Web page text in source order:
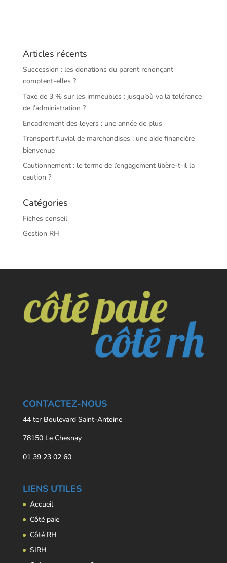
Articles récents
Succession : les donations du parent renonçant
comptent-elles ?
Taxe de 3 % sur les immeubles : jusqu’où va la tolérance
de l’administration ?
Encadrement des loyers : une année de plus
Transport fluvial de marchandises : une aide financière
bienvenue
Cautionnement : le terme de l’engagement libère-t-il la
caution ?
Catégories
Fiches conseil
Gestion RH
CONTACTEZ-NOUS
44 ter Boulevard Saint-Antoine
78150 Le Chesnay
01 39 23 02 60
LIENS UTILES
Accueil
Côté paie
Côté RH
SIRH